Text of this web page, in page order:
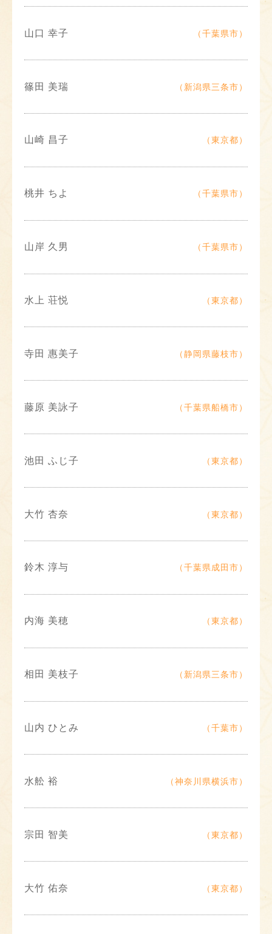
山口 幸子 （千葉県市）
篠田 美瑞 （新潟県三条市）
山崎 昌子 （東京都）
桃井 ちよ （千葉県市）
山岸 久男 （千葉県市）
水上 荘悦 （東京都）
寺田 惠美子 （静岡県藤枝市）
藤原 美詠子 （千葉県船橋市）
池田 ふじ子 （東京都）
大竹 杏奈 （東京都）
鈴木 淳与 （千葉県成田市）
内海 美穂 （東京都）
相田 美枝子 （新潟県三条市）
山内 ひとみ （千葉市）
水舩 裕 （神奈川県横浜市）
宗田 智美 （東京都）
大竹 佑奈 （東京都）